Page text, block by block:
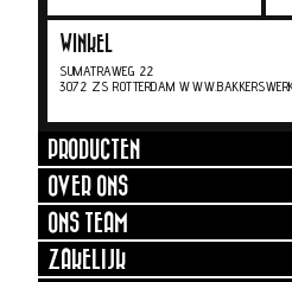
WINKEL
SUMATRAWEG 22
3072 ZS ROTTERDAM
PRODUCTEN
OVER ONS
ONS TEAM
ZAKELIJK